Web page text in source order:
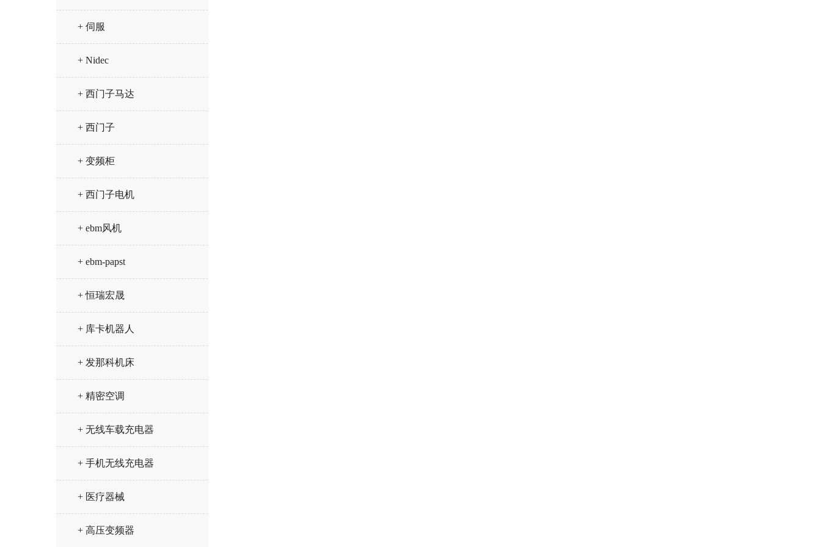
+ 伺服
+ Nidec
+ 西门子马达
+ 西门子
+ 变频柜
+ 西门子电机
+ ebm风机
+ ebm-papst
+ 恒瑞宏晟
+ 库卡机器人
+ 发那科机床
+ 精密空调
+ 无线车载充电器
+ 手机无线充电器
+ 医疗器械
+ 高压变频器